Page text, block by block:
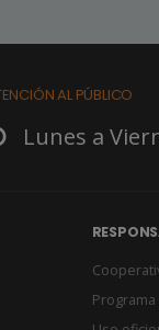
AL PÚBLICO
Lunes a